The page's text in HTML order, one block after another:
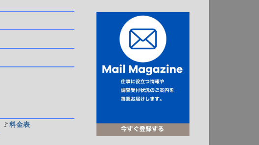
🚩 料金表